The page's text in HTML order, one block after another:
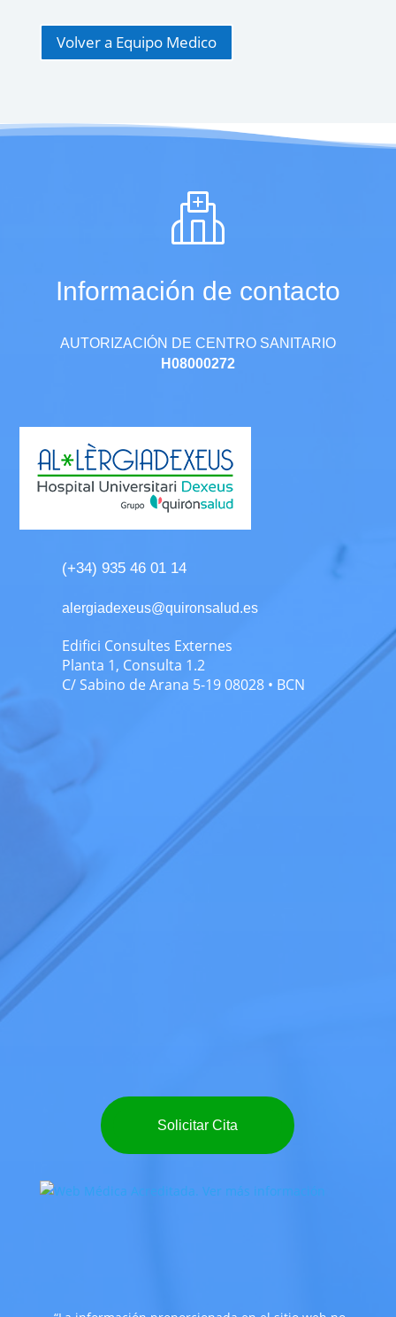
Volver a Equipo Medico
Información de contacto
AUTORIZACIÓN DE CENTRO SANITARIO
H08000272
(+34) 935 46 01 14
alergiadexeus@quironsalud.es
Edifici Consultes Externes
Planta 1, Consulta 1.2
C/ Sabino de Arana 5-19 08028 • BCN
Solicitar Cita